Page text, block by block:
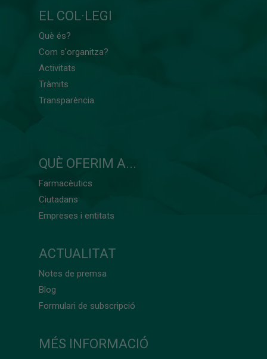
EL COL·LEGI
Què és?
Com s'organitza?
Activitats
Tràmits
Transparència
QUÈ OFERIM A...
Farmacèutics
Ciutadans
Empreses i entitats
ACTUALITAT
Notes de premsa
Blog
Formulari de subscripció
MÉS INFORMACIÓ